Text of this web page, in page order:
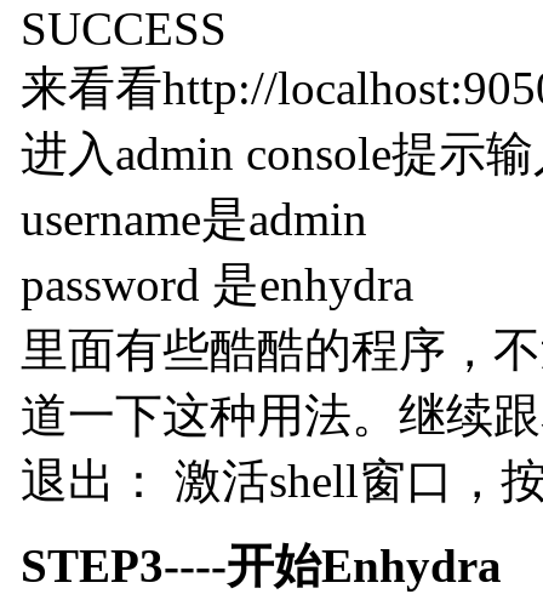
SUCCESS
来看看http://
进入admin console提示
username是admin
password 是enhydra
里面有些酷酷的程序，
道一下这种用法。继续
退出： 激活shell窗口，
STEP3----开始Enhydra